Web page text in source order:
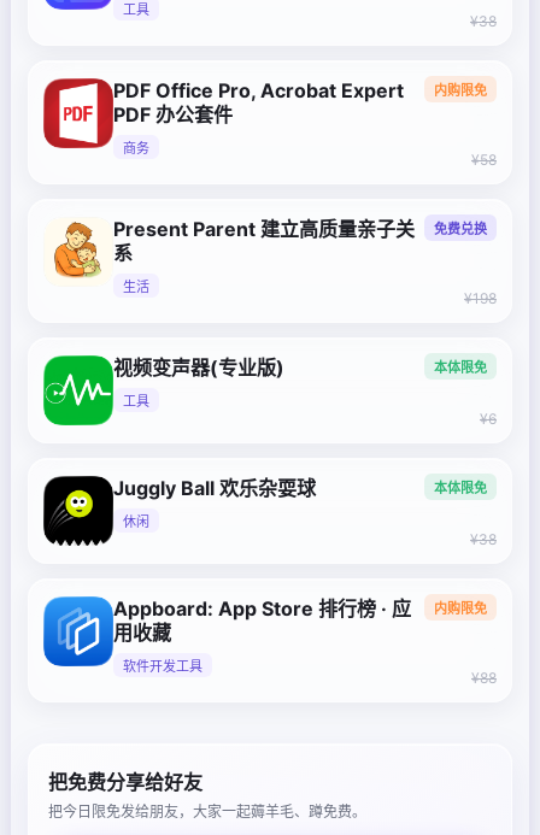
工具
¥38
PDF Office Pro, Acrobat Expert
PDF 办公套件
商务
内购限免
¥58
Present Parent 建立高质量亲子关
系
生活
免费兑换
¥198
视频变声器(专业版)
工具
本体限免
¥6
Juggly Ball 欢乐杂耍球
休闲
本体限免
¥38
Appboard: App Store 排行榜 · 应
用收藏
软件开发工具
内购限免
¥88
把免费分享给好友
把今日限免发给朋友，大家一起薅羊毛、蹲免费。